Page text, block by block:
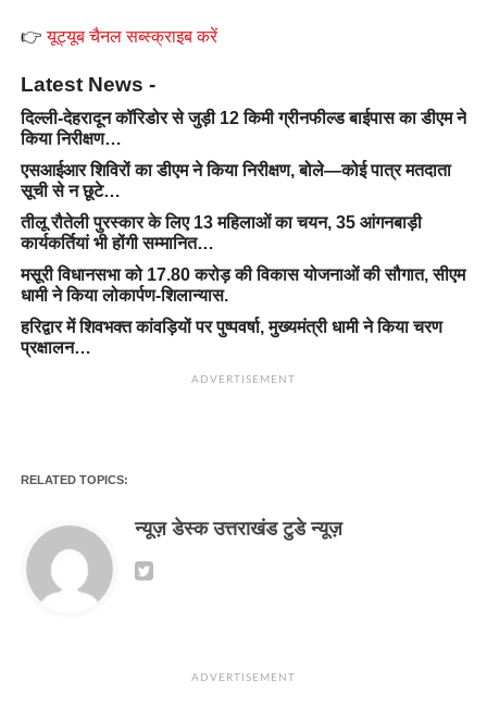
👉यूट्यूब चैनल सब्स्क्राइब करें
Latest News -
दिल्ली-देहरादून कॉरिडोर से जुड़ी 12 किमी ग्रीनफील्ड बाईपास का डीएम ने
किया निरीक्षण…
एसआईआर शिविरों का डीएम ने किया निरीक्षण, बोले—कोई पात्र मतदाता
सूची से न छूटे…
तीलू रौतेली पुरस्कार के लिए 13 महिलाओं का चयन, 35 आंगनबाड़ी
कार्यकर्तियां भी होंगी सम्मानित…
मसूरी विधानसभा को 17.80 करोड़ की विकास योजनाओं की सौगात, सीएम
धामी ने किया लोकार्पण-शिलान्यास.
हरिद्वार में शिवभक्त कांवड़ियों पर पुष्पवर्षा, मुख्यमंत्री धामी ने किया चरण
प्रक्षालन…
ADVERTISEMENT
RELATED TOPICS:
न्यूज़ डेस्क उत्तराखंड टुडे न्यूज़
ADVERTISEMENT